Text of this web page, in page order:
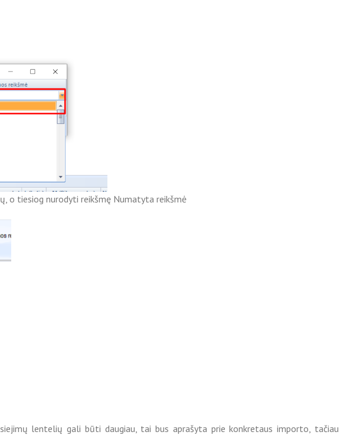
o tiesiog nurodyti reikšmę Numatyta reikšmė
lentelių gali būti daugiau, tai bus aprašyta prie konkretaus importo, tačiau